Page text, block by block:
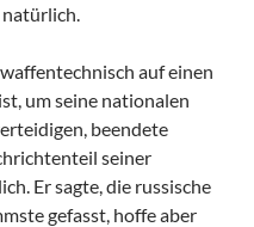
natürlich.
auf einen
um seine nationalen
beendete
seiner
Er sagte, die russische
gefasst, hoffe aber